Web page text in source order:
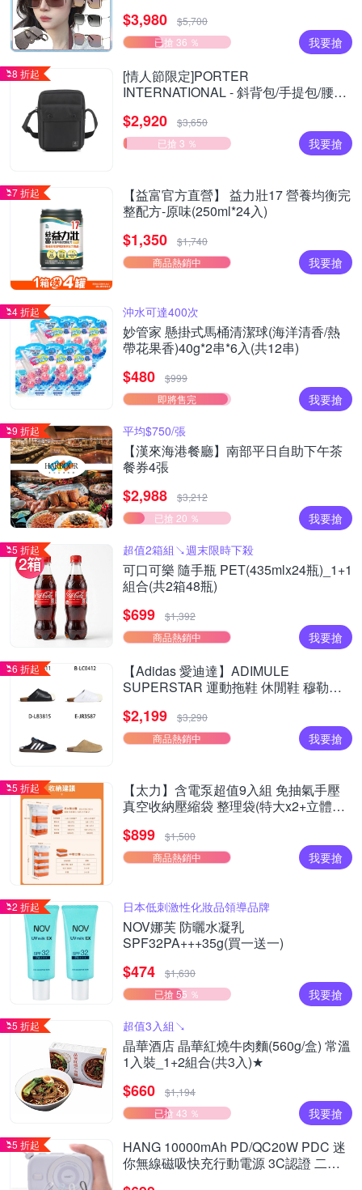
$3,980
$5,700
已搶 36 ％
我要搶
8 折起
[情人節限定]PORTER
INTERNATIONAL - 斜背包/手提包/腰包/
$2,920
$3,650
已搶 3 ％
我要搶
7 折起
【益富官方直營】 益力壯17 營養均衡完
整配方-原味(250ml*24入)
$1,350
$1,740
商品熱銷中
我要搶
4 折起 沖水可達400次
妙管家 懸掛式馬桶清潔球(海洋清香/熱
帶花果香)40g*2串*6入(共12串)
$480
$999
即將售完
我要搶
9 折起 平均$750/張
【漢來海港餐廳】南部平日自助下午茶
餐券4張
$2,988
$3,212
已搶 20 ％
我要搶
5 折起 超值2箱組↘︎週末限時下殺
可口可樂 隨手瓶 PET(435mlx24瓶)_1+1
組合(共2箱48瓶)
$699
$1,392
商品熱銷中
我要搶
6 折起
【Adidas 愛迪達】ADIMULE
SUPERSTAR 運動拖鞋 休閒鞋 穆勒拖
選四款
$2,199
$3,290
商品熱銷中
我要搶
5 折起
【太力】含電泵超值9入組 免抽氣手壓
真空收納壓縮袋 整理袋(特大x2+立體中
$899
$1,500
商品熱銷中
我要搶
2 折起 日本低刺激性化妝品領導品牌
NOV娜芙 防曬水凝乳
SPF32PA+++35g(買一送一)
$474
$1,630
已搶 55 ％
我要搶
5 折起 超值3入組↘︎
晶華酒店 晶華紅燒牛肉麵(560g/盒) 常溫
1入裝_1+2組合(共3入)★
$660
$1,194
已搶 43 ％
我要搶
5 折起
HANG 10000mAh PD/QC20W PDC 迷
你無線磁吸快充行動電源 3C認證 二維